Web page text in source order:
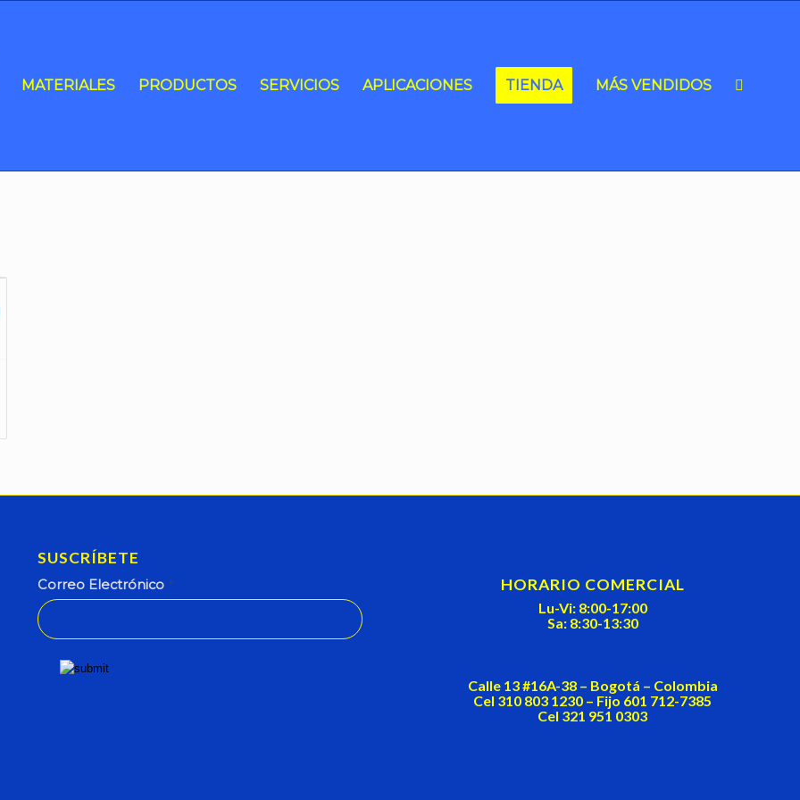
MATERIALES PRODUCTOS SERVICIOS APLICACIONES TIENDA MÁS VENDIDOS
SUSCRÍBETE
Correo Electrónico * HORARIO COMERCIAL
Lu-Vi: 8:00-17:00
Sa: 8:30-13:30
Calle 13 #16A-38 – Bogotá – Colombia
Cel 310 803 1230 – Fijo 601 712-7385
Cel 321 951 0303